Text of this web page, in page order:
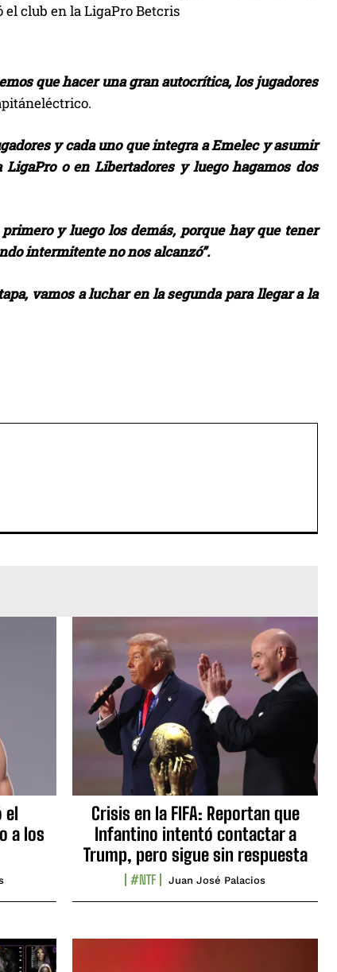
club en la LigaPro Betcris
que hacer una gran autocrítica, los jugadores
y cada uno que integra a Emelec y asumir
o en Libertadores y luego hagamos dos
y luego los demás, porque hay que tener
intermitente no nos alcanzó”.
vamos a luchar en la segunda para llegar a la
el
a los
Crisis en la FIFA: Reportan que
Infantino intentó contactar a
Trump, pero sigue sin respuesta
#NTF Juan José Palacios